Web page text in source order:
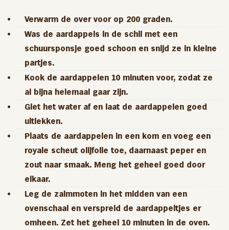
Verwarm de over voor op 200 graden.
Was de aardappels in de schil met een
schuursponsje goed schoon en snijd ze in kleine
partjes.
Kook de aardappelen 10 minuten voor, zodat ze
al bijna helemaal gaar zijn.
Giet het water af en laat de aardappelen goed
uitlekken.
Plaats de aardappelen in een kom en voeg een
royale scheut olijfolie toe, daarnaast peper en
zout naar smaak. Meng het geheel goed door
elkaar.
Leg de zalmmoten in het midden van een
ovenschaal en verspreid de aardappeltjes er
omheen. Zet het geheel 10 minuten in de oven.